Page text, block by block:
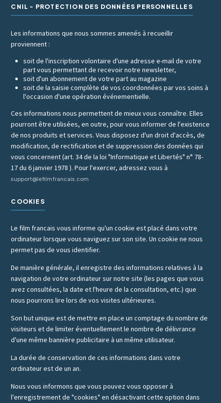
CNIL - PROTECTION DES DONNÉES PERSONNELLES
Les informations que nous sommes amenés à recueillir
proviennent :
soit de l'inscription volontaire d'une adresse e-mail de votre
part vous permettant de recevoir notre newsletter,
soit d'un abonnement de votre part au magazine
soit de la saisie complète de vos coordonnées par vos soins à
l'occasion d'une opération événementielle.
Ces informations nous permettent de mieux vous connaître. Elles
pourront être utilisées, en outre, pour vous informer de l'existence
de nos produits et services. Vous disposez d'un droit d'accès, de
modification, de rectification et de suppression des données qui
vous concernent (art. 34 de la loi "Informatique et Libertés" n° 78-
17 du 6 janvier 1978 ). Pour l'exercer, adressez vous à
support@lefilmfrancais.com
COOKIES
Le film francais vous informe qu'un cookie est placé dans votre
ordinateur lorsque vous naviguez sur son site. Un cookie ne nous
permet pas de vous identifier.
De manière générale, il enregistre des informations relatives à la
navigation de votre ordinateur sur notre site (les pages que vous
avez consultées, la date et l'heure de la consultation, etc.) que
nous pourrons lire lors de vos visites ultérieures.
Son but unique est de mettre en place un comptage du nombre de
visiteurs et de limiter éventuellement le nombre de délivrance
d'une même bannière publicitaire à un même utilisateur.
La durée de conservation de ces informations dans votre
ordinateur est de un an.
Nous vous informons que vous pouvez vous opposer à
l'enregistrement de "cookies" en désactivant cette option dans